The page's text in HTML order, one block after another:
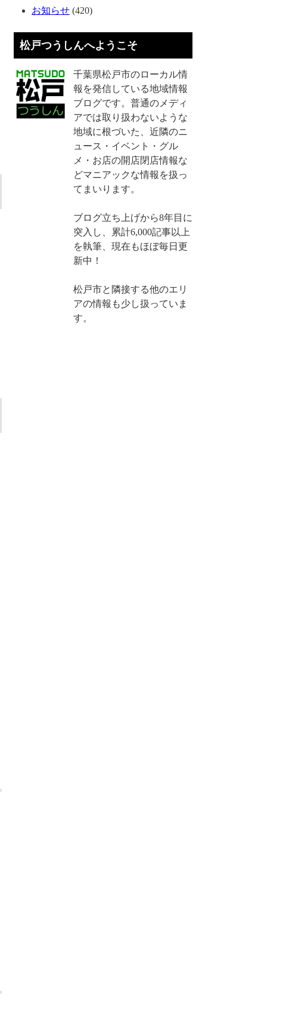
お知らせ (420)
松戸つうしんへようこそ
千葉県松戸市のローカル情
報を発信している地域情報
ブログです。普通のメディ
アでは取り扱わないような
地域に根づいた、近隣のニ
ュース・イベント・グル
メ・お店の開店閉店情報な
どマニアックな情報を扱っ
てまいります。
ブログ立ち上げから8年目に
突入し、累計6,000記事以上
を執筆、現在もほぼ毎日更
新中！
松戸市と隣接する他のエリ
アの情報も少し扱っていま
す。